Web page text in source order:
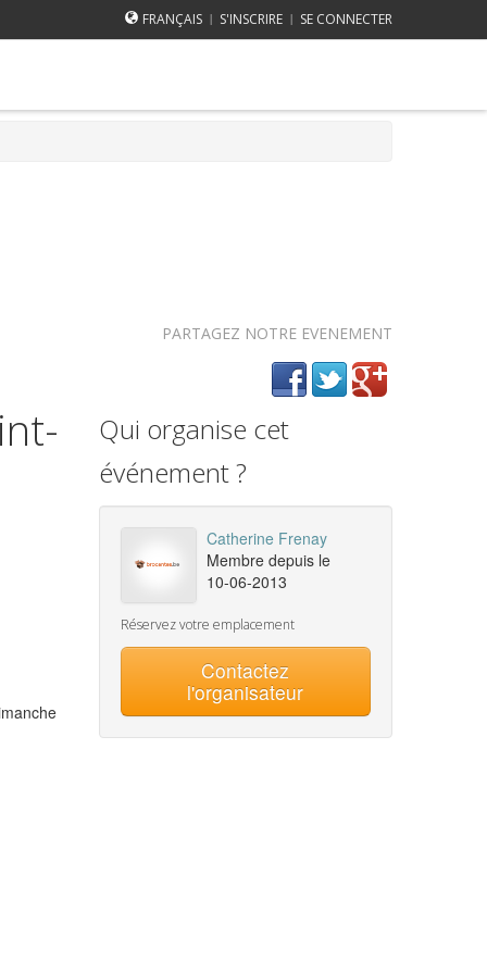
FRANÇAIS | S'INSCRIRE | SE CONNECTER
PARTAGEZ NOTRE EVENEMENT
Qui organise cet
événement ?
Catherine Frenay
Membre depuis le
10-06-2013
Réservez votre emplacement
Contactez
l'organisateur